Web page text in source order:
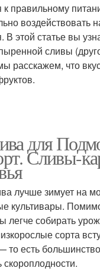
к правильному
воздействовать
В этой статье вы
сливы
расскажем, что
для
Сливы-
лучше зимует на
культивары.
легче собирать
сорта
есть